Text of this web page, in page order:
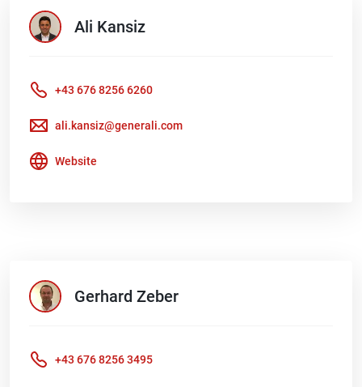
Ali Kansiz
+43 676 8256 6260
ali.kansiz@generali.com
Website
Gerhard Zeber
+43 676 8256 3495